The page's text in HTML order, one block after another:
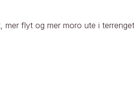
flyt og mer moro ute i